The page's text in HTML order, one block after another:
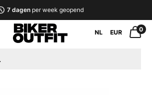
7 dagenper week geopend
NL EUR 0